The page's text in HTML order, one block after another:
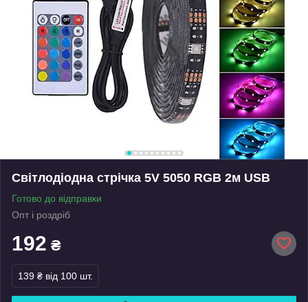
Світлодіодна стрічка 5V 5050 RGB 2м USB
Готово до відправки
Опт і роздріб
192 ₴
139 ₴ від 100 шт.